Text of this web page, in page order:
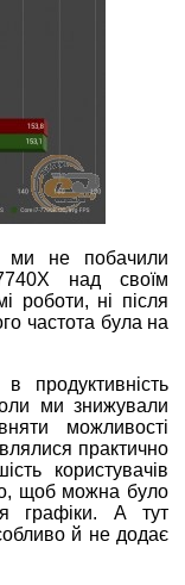
ми не побачили
над своїм
роботи, ні після
частота була на
продуктивність
ми знижували
можливості
практично
користувачів
щоб можна було
графіки. А тут
й не додає